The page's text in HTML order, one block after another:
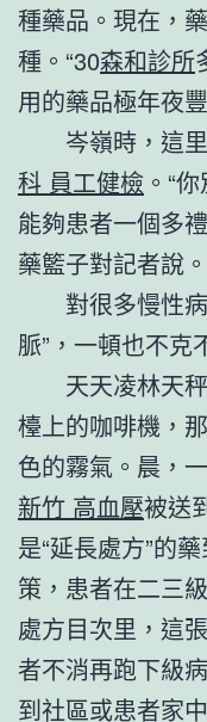
種藥品。現在，
種。“30森和診所
用的藥品極年夜
岑嶺時，這
科 員工健檢 。“
能夠患者一個多
藥籃子對記者說。
對很多慢性
脈”，一頓也不克
天天凌林天
檯上的咖啡機，
色的霧氣。晨，
新竹 高血壓被送
是“延長處方”的
策，患者在二三
處方目次里，這
者不消再跑下級
到社區或患者家